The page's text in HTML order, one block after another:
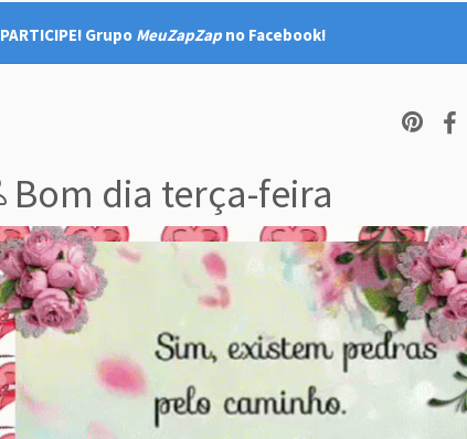
PARTICIPE! Grupo MeuZapZap no Facebook!
Bom dia terça-feira